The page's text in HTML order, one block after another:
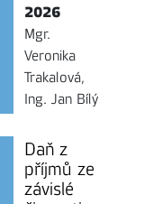
2026
Mgr.
Veronika
Trakalová,
Ing. Jan Bílý
Daň z
příjmů ze
závislé